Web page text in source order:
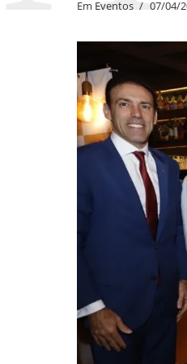
Em Eventos 07/04/